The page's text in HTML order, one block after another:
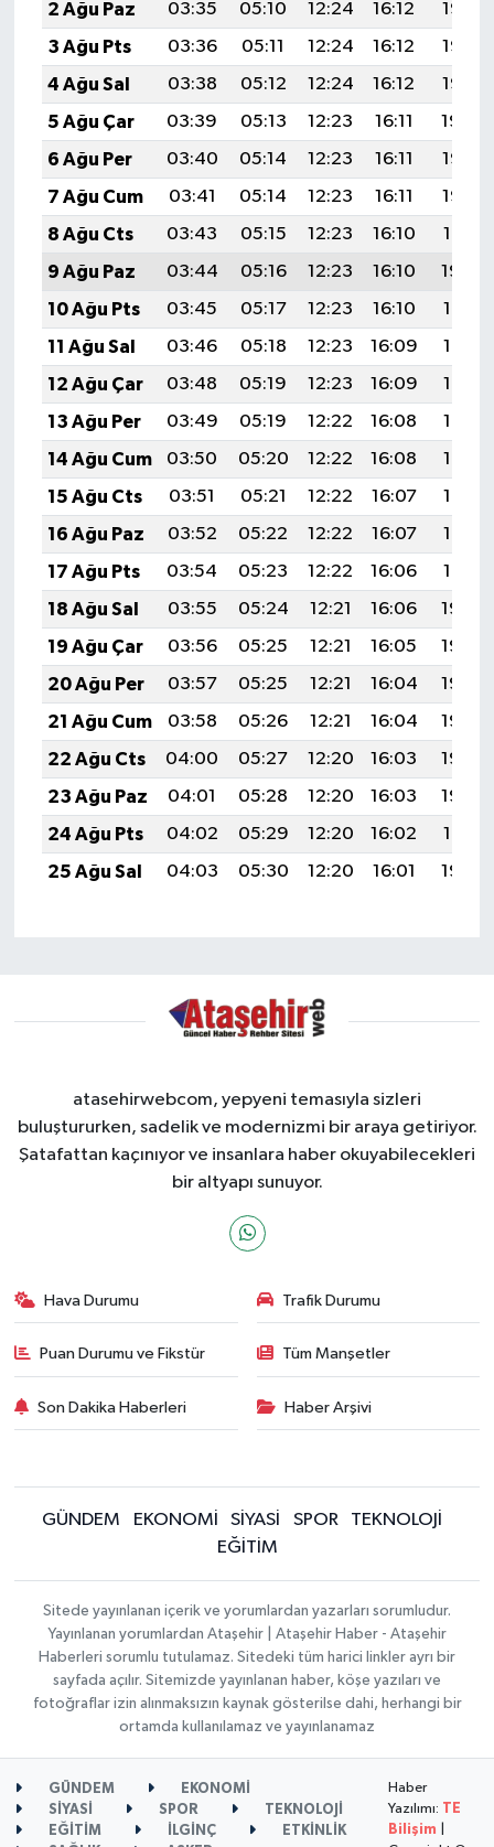
2 Ağu Paz
03:35 05:10 12:24 16:12
19:27
3 Ağu Pts
03:36 05:11 12:24 16:12
19:26
4 Ağu Sal
03:38 05:12 12:24 16:12
19:25
5 Ağu Çar
03:39 05:13 12:23 16:11
19:24
6 Ağu Per
03:40 05:14 12:23 16:11
19:23
7 Ağu Cum
03:41 05:14 12:23 16:11
19:22
8 Ağu Cts
03:43 05:15 12:23 16:10
19:21
9 Ağu Paz
03:44 05:16 12:23 16:10
19:20
10 Ağu Pts
03:45 05:17 12:23 16:10
19:19
11 Ağu Sal
03:46 05:18 12:23 16:09
19:18
12 Ağu Çar
03:48 05:19 12:23 16:09
19:16
13 Ağu Per
03:49 05:19 12:22 16:08
19:15
14 Ağu Cum
03:50 05:20 12:22 16:08
19:14
15 Ağu Cts
03:51 05:21 12:22 16:07
19:13
16 Ağu Paz
03:52 05:22 12:22 16:07
19:12
17 Ağu Pts
03:54 05:23 12:22 16:06
19:10
18 Ağu Sal
03:55 05:24 12:21 16:06
19:09
19 Ağu Çar
03:56 05:25 12:21 16:05
19:08
20 Ağu Per
03:57 05:25 12:21 16:04
19:06
21 Ağu Cum
03:58 05:26 12:21 16:04
19:05
22 Ağu Cts
04:00 05:27 12:20 16:03
19:04
23 Ağu Paz
04:01 05:28 12:20 16:03
19:02
24 Ağu Pts
04:02 05:29 12:20 16:02
19:01
25 Ağu Sal
04:03 05:30 12:20 16:01 19:00
atasehirwebcom, yepyeni temasıyla sizleri
buluştururken, sadelik ve modernizmi bir araya getiriyor.
Şatafattan kaçınıyor ve insanlara haber okuyabilecekleri
bir altyapı sunuyor.
Hava Durumu Trafik Durumu
Puan Durumu ve Fikstür Tüm Manşetler
Son Dakika Haberleri Haber Arşivi
GÜNDEM EKONOMİ SİYASİ SPOR
TEKNOLOJİ
EĞİTİM
Sitede yayınlanan içerik ve yorumlardan yazarları sorumludur.
Yayınlanan yorumlardan Ataşehir | Ataşehir Haber - Ataşehir
Haberleri sorumlu tutulamaz. Sitedeki tüm harici linkler ayrı bir
sayfada açılır. Sitemizde yayınlanan haber, köşe yazıları ve
fotoğraflar izin alınmaksızın kaynak gösterilse dahi, herhangi bir
ortamda kullanılamaz ve yayınlanamaz
GÜNDEM
EKONOMİ
SİYASİ
SPOR
TEKNOLOJİ
EĞİTİM
İLGİNÇ
ETKİNLİK
Haber
Yazılımı:
TE
Bilişim